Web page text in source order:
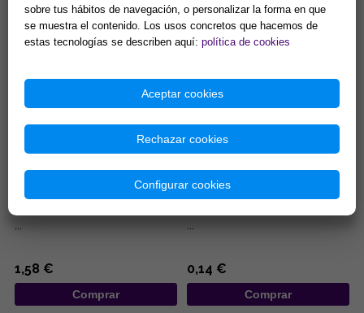
10,84 €
Comprar
7,40 €
Comprar
BOLSA ANTELINA CON
PENTACULO 8,5X6,5CM
...
1,58 €
Comprar
BOLSA DE ORGANZA ROJA
7X9CM
...
0,14 €
Comprar
sobre tus hábitos de navegación, o personalizar la forma en que
se muestra el contenido. Los usos concretos que hacemos de
estas tecnologías se describen aquí: política de cookies
Aceptar cookies
Rechazar cookies
Configurar cookies